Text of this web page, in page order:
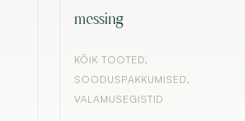
messing
KÕIK TOOTED,
SOODUSPAKKUMISED,
VALAMUSEGISTID